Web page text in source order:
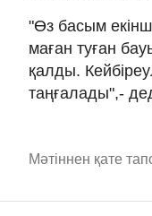
"Өз басым
маған туған
қалды.
таңғалады",-
Мәтіннен қате